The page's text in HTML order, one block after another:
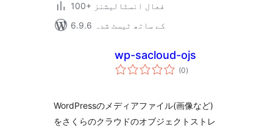
100+ فعال انسٹالیشنز
6.9.6 کے ساتھ ٹیسٹ شدہ
wp-sacloud-ojs
(0مجموعی
درجہ
)
WordPressのメディアファイル(画像など)
をさくらのクラウドのオブジェクトストレ